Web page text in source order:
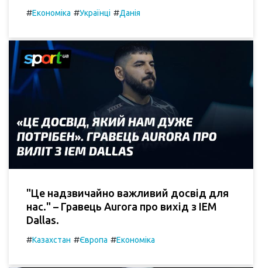
#Економіка #Українці #Данія
"Це надзвичайно важливий досвід для
нас." – Гравець Aurora про вихід з IEM
Dallas.
#Казахстан #Європа #Економіка